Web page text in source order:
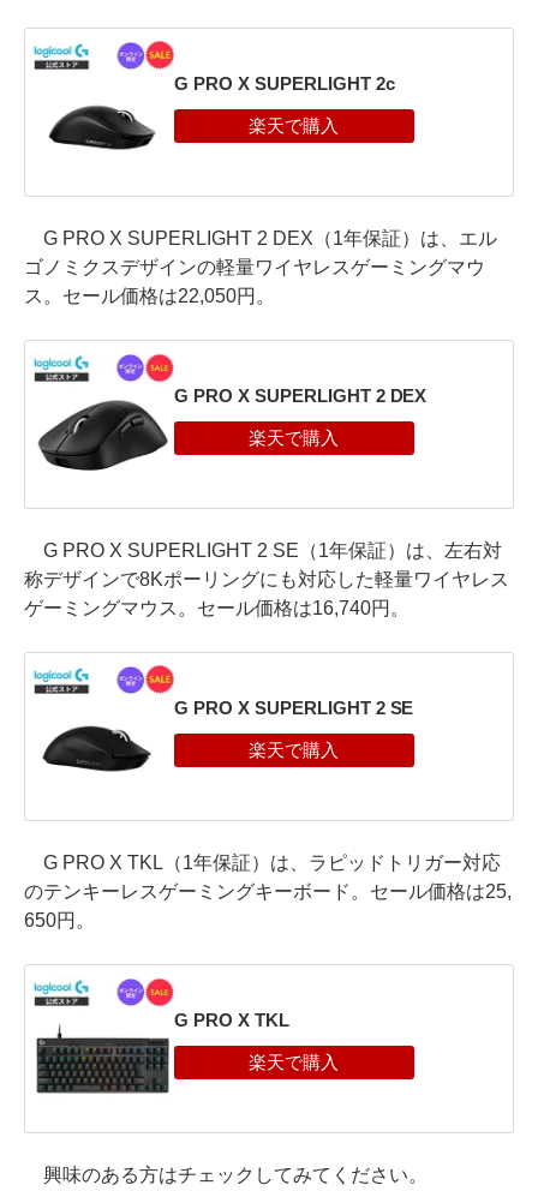
G PRO X SUPERLIGHT 2c
G PRO X SUPERLIGHT 2 DEX（1年保証）は、エル
ゴノミクスデザインの軽量ワイヤレスゲーミングマウ
ス。セール価格は22,050円。
G PRO X SUPERLIGHT 2 DEX
G PRO X SUPERLIGHT 2 SE（1年保証）は、左右対
称デザインで8Kポーリングにも対応した軽量ワイヤレス
ゲーミングマウス。セール価格は16,740円。
G PRO X SUPERLIGHT 2 SE
G PRO X TKL（1年保証）は、ラピッドトリガー対応
のテンキーレスゲーミングキーボード。セール価格は25,
650円。
G PRO X TKL
興味のある方はチェックしてみてください。